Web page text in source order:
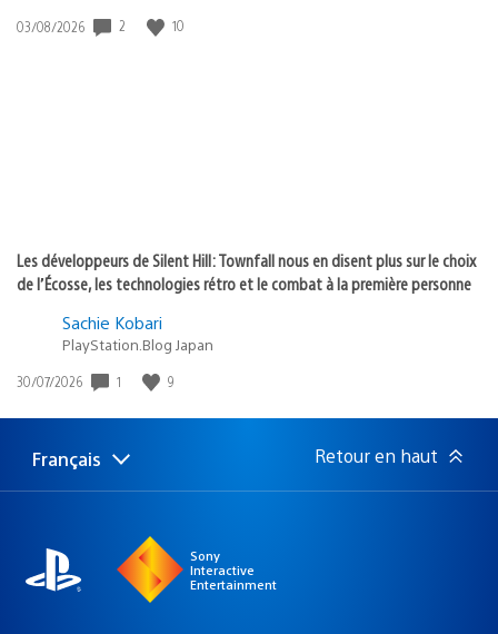
Date
03/08/2026 2 10
Les développeurs de Silent Hill: Townfall nous en disent plus sur le choix
de l’Écosse, les technologies rétro et le combat à la première personne
Sachie Kobari
PlayStation.Blog Japan
Date
publication
30/07/2026 1 9
Choisir
Région
Français Retour en haut
Sony
Interactive
Entertainment